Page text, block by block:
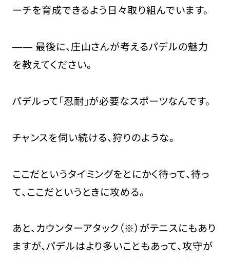
ーチを育成できるよう日々取り組んでいます。
―― 最後に、庄山さんが考えるパデルの魅力
を教えてください。
パデルって「忍耐」が必要なスポーツなんです。
チャンスを伺い続ける、狩りのような。
ここだというタイミングをとにかく待って、待っ
て、ここだというときに攻める。
あと、カウンターアタック（※）がテニスにもあり
ますが、パデルはより多いこともあって、攻守が